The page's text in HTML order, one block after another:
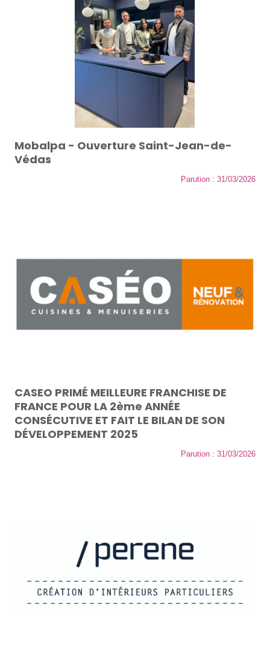
Mobalpa - Ouverture Saint-Jean-de-
Védas
Parution : 31/03/2026
CASEO PRIMÉ MEILLEURE FRANCHISE DE
FRANCE POUR LA 2ème ANNÉE
CONSÉCUTIVE ET FAIT LE BILAN DE SON
DÉVELOPPEMENT 2025
Parution : 31/03/2026